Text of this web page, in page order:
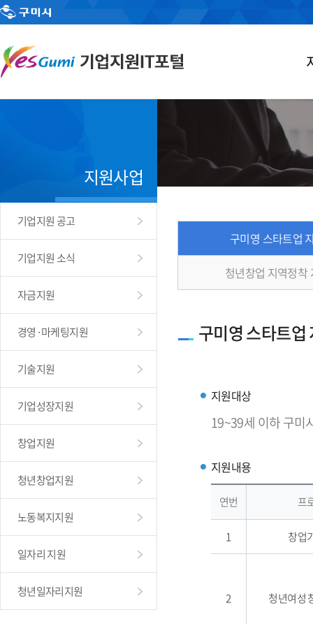
지원사업
기업지원 공고
기업지원 소식
자금지원
경영·마케팅지원
기술지원
기업성장지원
창업지원
청년창업지원
노동복지지원
일자리 지원
청년일자리지원
구미영 스타트업
청년창업 지역정착
구미영 스타트업
지원대상
19~39세 이하 구미
지원내용
연번 프
1 창업
2 청년여성